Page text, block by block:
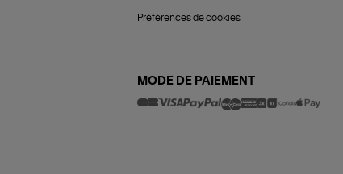
Préférences de cookies
MODE DE PAIEMENT